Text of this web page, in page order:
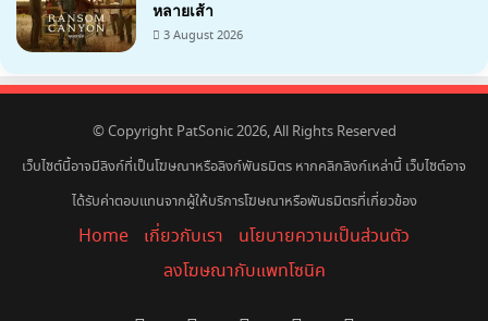
7.1
หลายเส้า
3 August 2026
© Copyright PatSonic 2026, All Rights Reserved
เว็บไซต์นี้อาจมีลิงก์ที่เป็นโฆษณาหรือลิงก์พันธมิตร หากคลิกลิงก์เหล่านี้ เว็บไซต์อาจ
ได้รับค่าตอบแทนจากผู้ให้บริการโฆษณาหรือพันธมิตรที่เกี่ยวข้อง
Home เกี่ยวกับเรา
นโยบายความเป็นส่วนตัว
ลงโฆษณากับแพทโซนิค